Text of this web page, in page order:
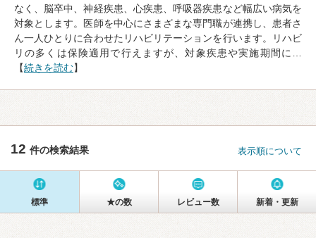
なく、脳卒中、神経疾患、心疾患、呼吸器疾患など幅広い病気を
対象とします。医師を中心にさまざまな専門職が連携し、患者さ
ん一人ひとりに合わせたリハビリテーションを行います。リハビ
リの多くは保険適用で行えますが、対象疾患や実施期間に…
【続きを読む】
12 件の検索結果 表示順について
標準 ★の数 レビュー数 新着・更新